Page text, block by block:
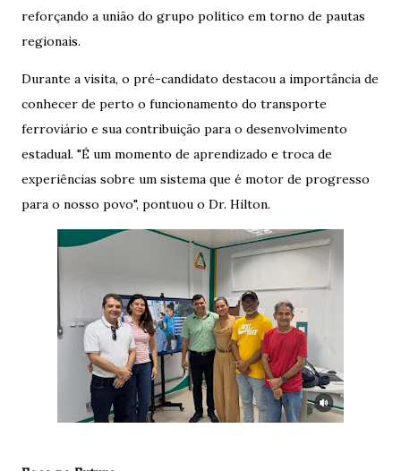
reforçando a união do grupo político em torno de pautas
regionais.
​Durante a visita, o pré-candidato destacou a importância de
conhecer de perto o funcionamento do transporte
ferroviário e sua contribuição para o desenvolvimento
estadual. "É um momento de aprendizado e troca de
experiências sobre um sistema que é motor de progresso
para o nosso povo", pontuou o Dr. Hilton.